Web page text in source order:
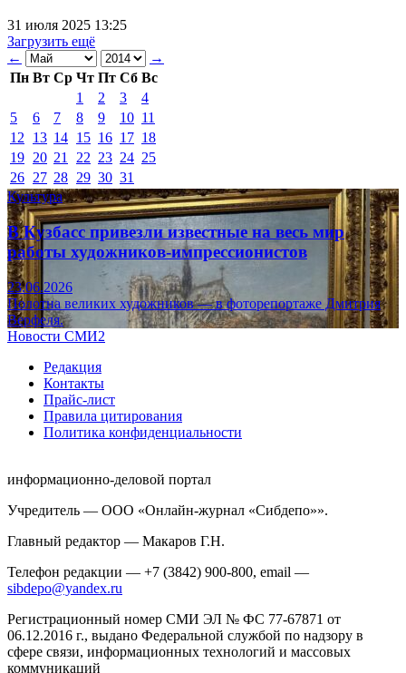
31 июля 2025 13:25
Загрузить ещё
←
→
Пн Вт Ср Чт Пт Сб Вс
1
2 3
4
5
6 7 8 9 10 11
12
13 14 15 16 17 18
19 20 21 22 23 24 25
26 27 28 29 30 31
Культура
В Кузбасс привезли известные на весь мир
работы художников-импрессионистов
23.06.2026
Полотна великих художников — в фоторепортаже Дмитрия
Верфеля.
Новости СМИ2
Редакция
Контакты
Прайс-лист
Правила цитирования
Политика конфиденциальности
информационно-деловой портал
Учредитель — ООО «Онлайн-журнал «Сибдепо»».
Главный редактор — Макаров Г.Н.
Телефон редакции — +7 (3842) 900-800, email —
sibdepo@yandex.ru
Регистрационный номер СМИ ЭЛ № ФС 77-67871 от
06.12.2016 г., выдано Федеральной службой по надзору в
сфере связи, информационных технологий и массовых
коммуникаций